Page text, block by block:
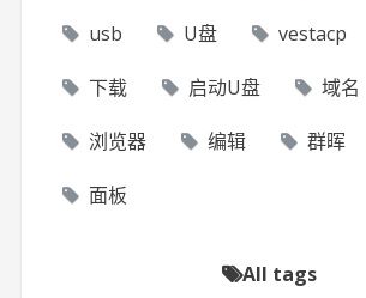
usb U盘 vestacp
下载 启动U盘 域名
浏览器 编辑 群晖
面板
All tags